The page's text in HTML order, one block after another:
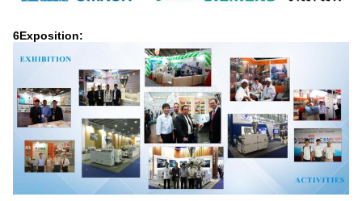
6Exposition: